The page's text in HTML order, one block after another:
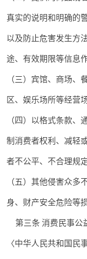
真实的说明和明确的
以及防止危害发生方
途、有效期限等信息
（三）宾馆、商场、
区、娱乐场所等经营
（四）以格式条款、
制消费者权利、减轻
者不公平、不合理规定
（五）其他侵害众多
身、财产安全危险等
第三条 消费民事公
〈中华人民共和国民